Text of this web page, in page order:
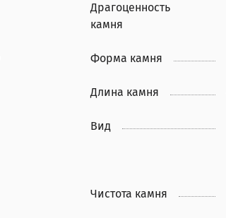
Драгоценность
камня
Форма камня
Длина камня
Вид
Чистота камня